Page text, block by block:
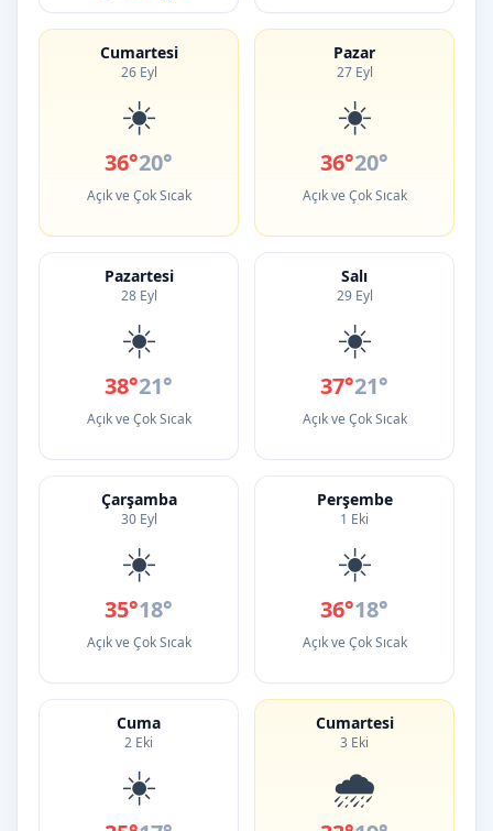
Cumartesi
26 Eyl
☀️
36°20°
Açık ve Çok Sıcak
Pazar
27 Eyl
☀️
36°20°
Açık ve Çok Sıcak
Pazartesi
28 Eyl
☀️
38°21°
Açık ve Çok Sıcak
Salı
29 Eyl
☀️
37°21°
Açık ve Çok Sıcak
Çarşamba
30 Eyl
☀️
35°18°
Açık ve Çok Sıcak
Perşembe
1 Eki
☀️
36°18°
Açık ve Çok Sıcak
Cuma
2 Eki
☀️
Cumartesi
3 Eki
🌧️